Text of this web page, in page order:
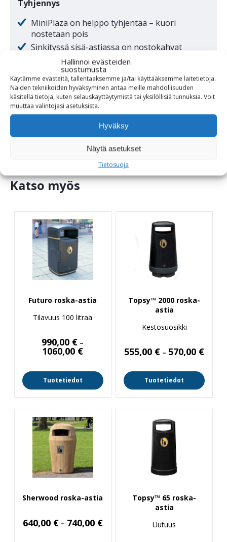
Hallinnoi evästeiden
suostumusta
Käytämme evästeitä, tallentaaksemme ja/tai käyttääksemme laitetietoja.
Näiden tekniikoiden hyväksyminen antaa meille mahdollisuuden
käsitellä tietoja, kuten selauskäyttäytymistä tai yksilöllisiä tunnuksia. Voit
muuttaa valintojasi asetuksista.
Hyväksy
Näytä asetukset
Tietosuoja
Tyhjennys
MiniPlaza on helppo tyhjentää – kuori
nostetaan pois
Sinkityssä sisä-astiassa on nostokahvat
Alaosan voi pultata alustaan kiinni tai täyttää
betonipainolla tai soralla
Katso myös
Futuro roska-astia
Tilavuus 100 litraa
990,00 € –
1060,00 €Hintaluokka:
Tuotetiedot
Topsy™ 2000 roska-
astia
Kestosuosikki
555,00 € – 570,00 €
Tuotetiedot
Sherwood roska-astia
640,00 € – 740,00 €Hintaluokka:
640,00 €
Topsy™ 65 roska-
astia
Uutuus